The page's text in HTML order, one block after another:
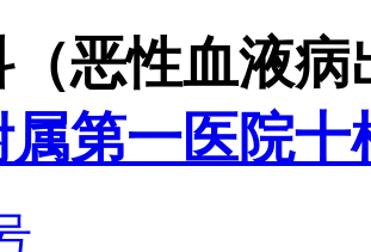
恶性血液病
属第一医院十